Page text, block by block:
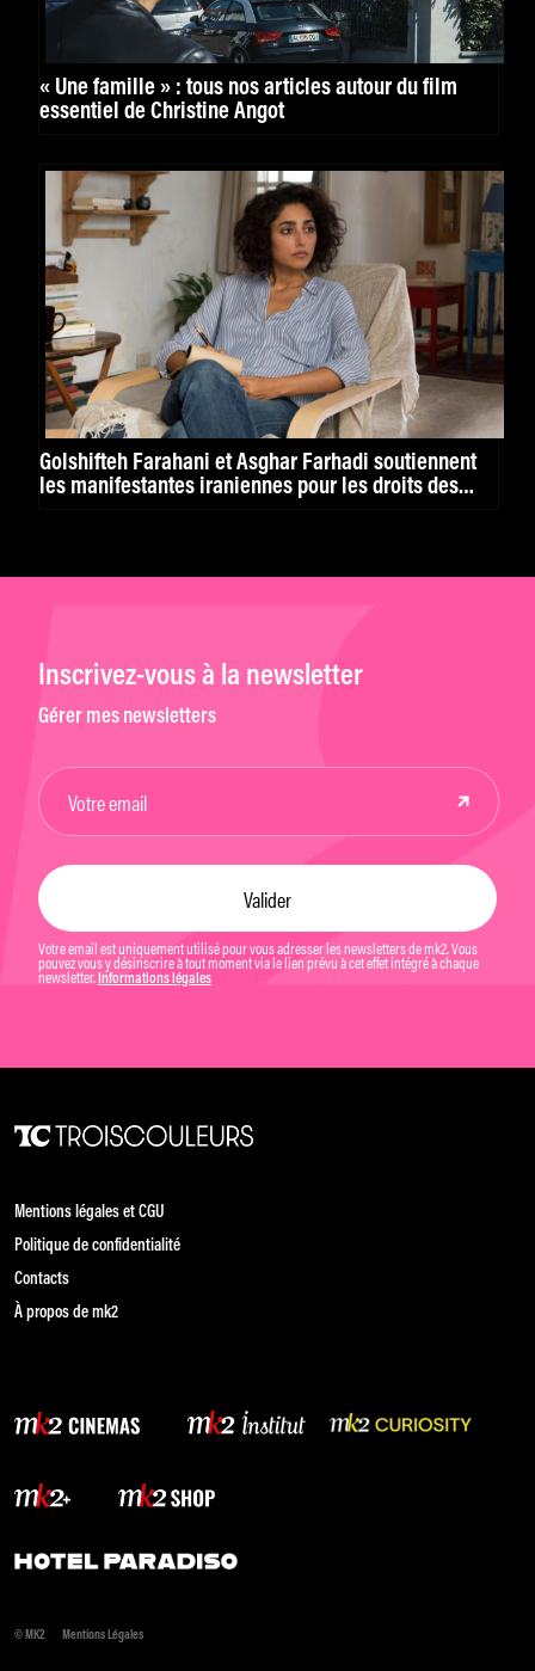
« Une famille » : tous nos articles autour du film
essentiel de Christine Angot
Golshifteh Farahani et Asghar Farhadi soutiennent
les manifestantes iraniennes pour les droits des
Inscrivez-vous à la newsletter
Gérer mes newsletters
Votre email est uniquement utilisé pour vous adresser les newsletters de mk2. Vous
pouvez vous y désinscrire à tout moment via le lien prévu à cet effet intégré à chaque
newsletter. Informations légales
Mentions légales et CGU
Politique de confidentialité
Contacts
À propos de mk2
© MK2 Mentions Légales